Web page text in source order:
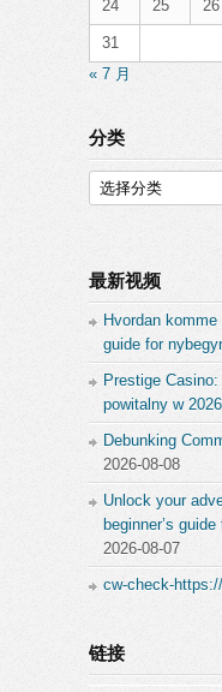
24 25 26
31
« 7 月
分类
分
类
最新视频
Hvordan
guide for
Prestige
powitalny w
Debunking
2026-08-08
Unlock your
beginner’s
2026-08-07
cw-check-
链接